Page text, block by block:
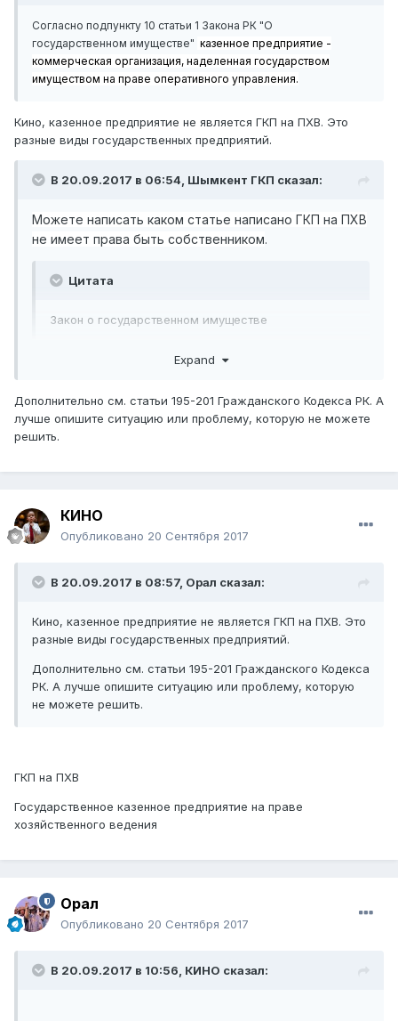
Согласно подпункту 10 статьи 1 Закона РК "О
государственном имуществе" казенное предприятие -
коммерческая организация, наделенная государством
имуществом на праве оперативного управления.
Кино, казенное предприятие не является ГКП на ПХВ. Это
разные виды государственных предприятий.
В 20.09.2017 в 06:54, Шымкент ГКП сказал:
Можете написать каком статье написано ГКП на ПХВ
не имеет права быть собственником.
Цитата
Закон о государственном имуществе
36) право хозяйственного ведения - вещное право
государственного предприятия на праве
хозяйственного ведения, получившего имущество
Казахстан, права владения, пользования и
распоряжения этим имуществом;
хозяйственного ведения - коммерческая
имуществом на праве хозяйственного ведения и
отвечающая по своим обязательствам всем
Гражданский кодекс
Статья 192.
собственности, может закрепляться за
государственными юридическими лицами на праве
управления.
Expand
Дополнительно см. статьи 195-201 Гражданского Кодекса РК. А
лучше опишите ситуацию или проблему, которую не можете
решить.
КИНО
Опубликовано 20 Сентября 2017
В 20.09.2017 в 08:57, Орал сказал:
Кино, казенное предприятие не является ГКП на ПХВ. Это
разные виды государственных предприятий.
Дополнительно см. статьи 195-201 Гражданского Кодекса
РК. А лучше опишите ситуацию или проблему, которую
не можете решить.
ГКП на ПХВ
Государственное казенное предприятие на праве
хозяйственного ведения
Орал
Опубликовано 20 Сентября 2017
В 20.09.2017 в 10:56, КИНО сказал: